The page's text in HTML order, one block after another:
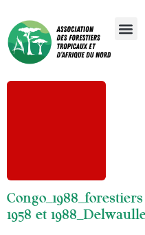
1958 et